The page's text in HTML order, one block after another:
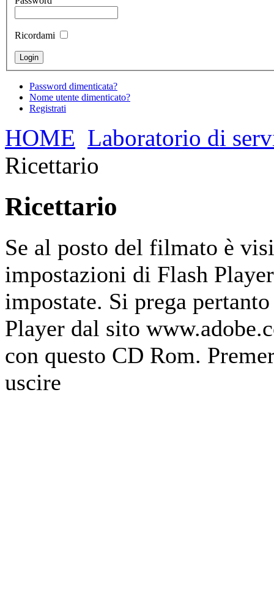
Ricordami
Password dimenticata?
Nome utente dimenticato?
Registrati
HOME Laboratorio di
Ricettario
Ricettario